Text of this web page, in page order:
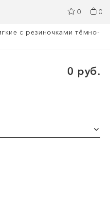
0 0
с резиночками тёмно-
0 руб.